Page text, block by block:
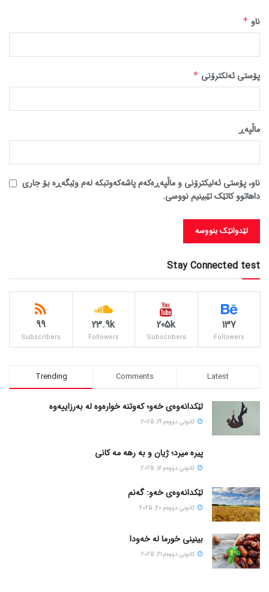
ناو *
پۆستی ئەلکترۆنی *
ماڵپه‌ڕ
ناو، پۆستی ئەلیکترۆنی و ماڵپەڕەکەم پاشەکەوتبکە لەم وێبگەڕە بۆ جاری
داهاتوو کاتێک تێبینیم نووسی.
Stay Connected test
137
Followers
205k
Subscribers
23.9k
Followers
99
Subscribers
Trending Comments Latest
لێکدانەوەی خەو؛ کەوتنە خوارەوە لە بەرزاییەوە
كانونی دووه‌م 19, 2025
پیره میرد؛ ژیان و به رهه مه کانی
كانونی دووه‌م 16, 2025
لێکدانەوەی خەو: گەنم
كانونی دووه‌م 20, 2025
بینینی خورما لە خەودا
كانونی دووه‌م 21, 2025